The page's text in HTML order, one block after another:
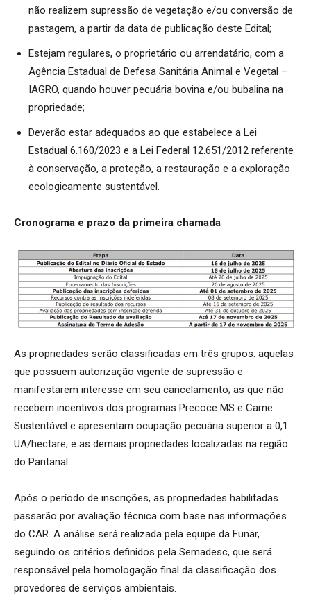
não realizem supressão de vegetação e/ou conversão de
pastagem, a partir da data de publicação deste Edital;
Estejam regulares, o proprietário ou arrendatário, com a
Agência Estadual de Defesa Sanitária Animal e Vegetal –
IAGRO, quando houver pecuária bovina e/ou bubalina na
propriedade;
Deverão estar adequados ao que estabelece a Lei
Estadual 6.160/2023 e a Lei Federal 12.651/2012 referente
à conservação, a proteção, a restauração e a exploração
ecologicamente sustentável.
Cronograma e prazo da primeira chamada
As propriedades serão classificadas em três grupos: aquelas
que possuem autorização vigente de supressão e
manifestarem interesse em seu cancelamento; as que não
recebem incentivos dos programas Precoce MS e Carne
Sustentável e apresentam ocupação pecuária superior a 0,1
UA/hectare; e as demais propriedades localizadas na região
do Pantanal.
Após o período de inscrições, as propriedades habilitadas
passarão por avaliação técnica com base nas informações
do CAR. A análise será realizada pela equipe da Funar,
seguindo os critérios definidos pela Semadesc, que será
responsável pela homologação final da classificação dos
provedores de serviços ambientais.